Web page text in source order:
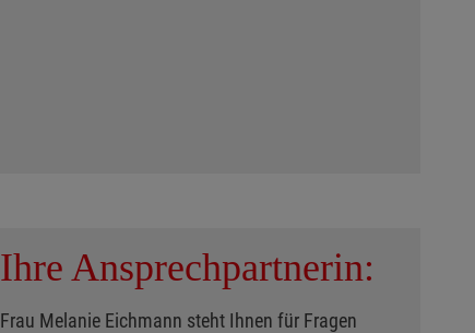
Ihre Ansprechpartnerin:
Frau Melanie Eichmann steht Ihnen für Fragen